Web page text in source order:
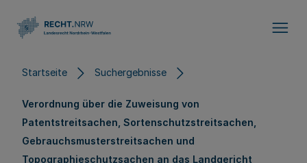
Startseite Suchergebnisse
Verordnung über die Zuweisung von
Patentstreitsachen, Sortenschutzstreitsachen,
Gebrauchsmusterstreitsachen und
Topographieschutzsachen an das Landgericht